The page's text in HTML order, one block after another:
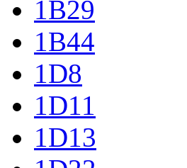
1B29
1B44
1D8
1D11
1D13